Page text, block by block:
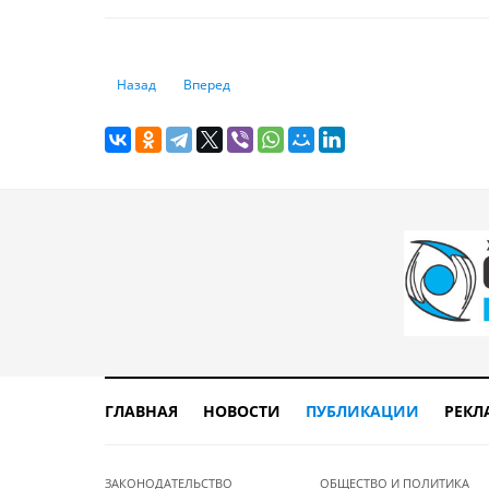
Предыдущий: «Хочу приватизировать часть квартиры,
Назад Следующий: Закрыть или оставить: что лучше
Вперед
ГЛАВНАЯ НОВОСТИ ПУБЛИКАЦИИ
ЗАКОНОДАТЕЛЬСТВО ОБЩЕСТВО И ПОЛИТИКА